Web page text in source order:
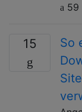
59
15
So